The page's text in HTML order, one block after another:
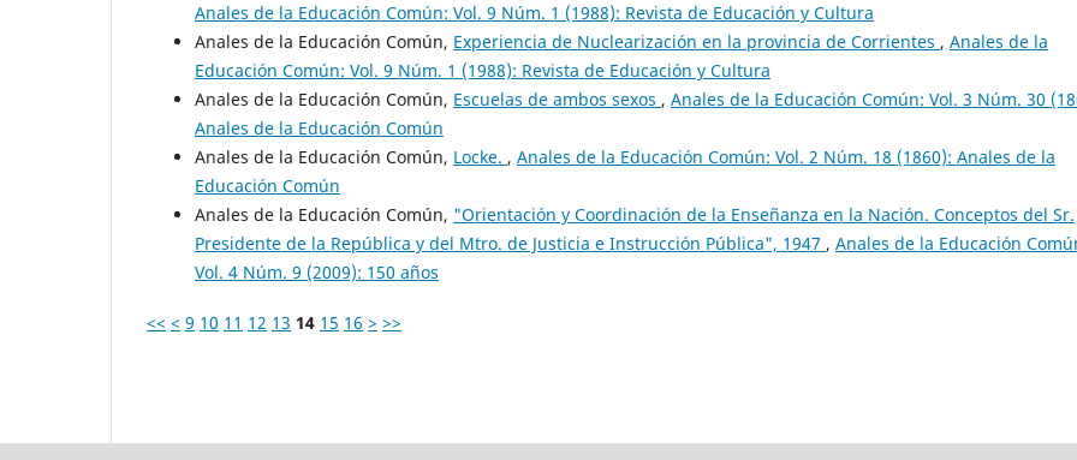
Anales de la Educación Común: Vol. 9 Núm. 1 (1988): Revista de Educación y Cultura
Anales de la Educación Común, Experiencia de Nuclearización en la provincia de Corrientes , Anales de la
Educación Común: Vol. 9 Núm. 1 (1988): Revista de Educación y Cultura
Anales de la Educación Común, Escuelas de ambos sexos , Anales de la Educación Común: Vol. 3 Núm. 30
Anales de la Educación Común
Anales de la Educación Común, Locke. , Anales de la Educación Común: Vol. 2 Núm. 18 (1860): Anales de la
Educación Común
Anales de la Educación Común, "Orientación y Coordinación de la Enseñanza en la Nación. Conceptos del Sr.
Presidente de la República y del Mtro. de Justicia e Instrucción Pública", 1947 , Anales de la Educación
Vol. 4 Núm. 9 (2009): 150 años
<< < 9 10 11 12 13 14 15 16 > >>